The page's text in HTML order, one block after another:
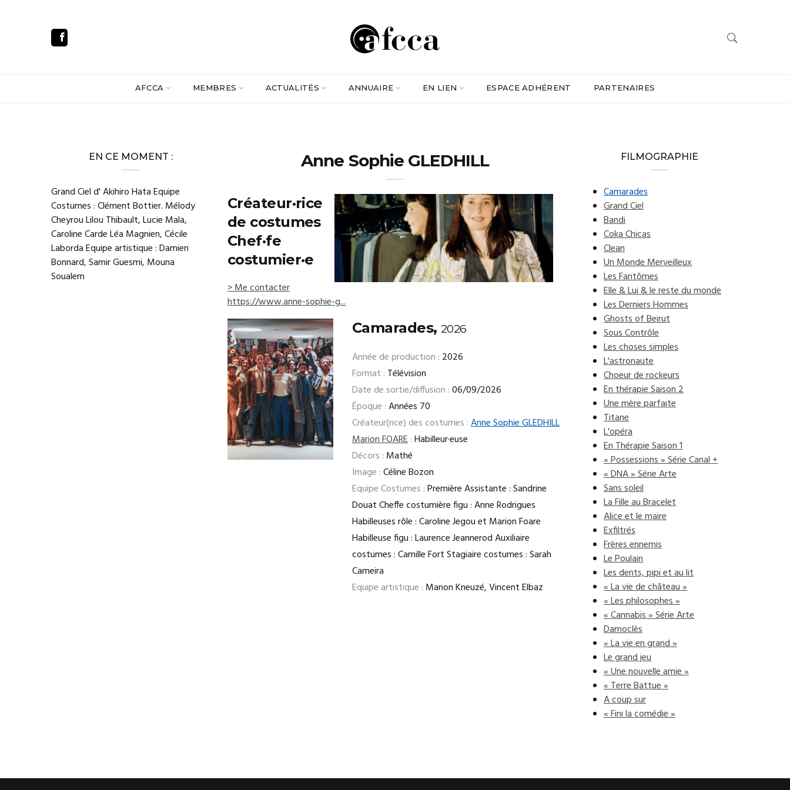
AFCCA MEMBRES ACTUALITÉS ANNUAIRE EN LIEN ESPACE ADHÉRENT PARTENAIRES
Anne Sophie GLEDHILL
Créateur·rice
de costumes
Chef·fe
costumier·e
> Me contacter
https://www.anne-sophie-g...
Camarades, 2026
Année de production : 2026
Format : Télévision
Date de sortie/diffusion :06/09/2026
Époque :Années 70
Créateur(rice) des costumes :Anne Sophie GLEDHILL
Marion FOARE:Habilleur·euse
Décors : Mathé
Image :Céline Bozon
Equipe Costumes :Première Assistante : Sandrine
Douat Cheffe costumière figu : Anne Rodrigues
Habilleuses rôle : Caroline Jegou et Marion Foare
Habilleuse figu : Laurence Jeannerod Auxiliaire
costumes : Camille Fort Stagiaire costumes : Sarah
Cameira
Equipe artistique : Manon Kneuzé, Vincent Elbaz
EN CE MOMENT :
Grand Ciel d' Akihiro Hata Equipe
Costumes : Clément Bottier. Mélody
Cheyrou Lilou Thibault, Lucie Mala,
Caroline Carde Léa Magnien, Cécile
Laborda Equipe artistique : Damien
Bonnard, Samir Guesmi, Mouna
Soualem
FILMOGRAPHIE
Camarades
Grand Ciel
Bandi
Coka Chicas
Clean
Un Monde Merveilleux
Les Fantômes
Elle & Lui & le reste du monde
Les Derniers Hommes
Ghosts of Beirut
Sous Contrôle
Les choses simples
L'astronaute
Choeur de rockeurs
En thérapie Saison 2
Une mère parfaite
Titane
L'opéra
En Thérapie Saison 1
« Possessions » Série Canal +
« DNA » Série Arte
Sans soleil
La Fille au Bracelet
Alice et le maire
Exfiltrés
Frères ennemis
Le Poulain
Les dents, pipi et au lit
« La vie de château »
« Les philosophes »
« Cannabis » Série Arte
Damoclès
« La vie en grand »
Le grand jeu
« Une nouvelle amie »
« Terre Battue »
A coup sur
« Fini la comédie »